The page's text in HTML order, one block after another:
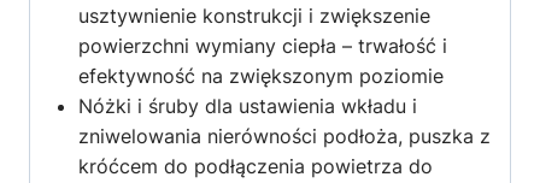
usztywnienie konstrukcji i zwiększenie
powierzchni wymiany ciepła – trwałość i
efektywność na zwiększonym poziomie
Nóżki i śruby dla ustawienia wkładu i
zniwelowania nierówności podłoża, puszka z
króćcem do podłączenia powietrza do